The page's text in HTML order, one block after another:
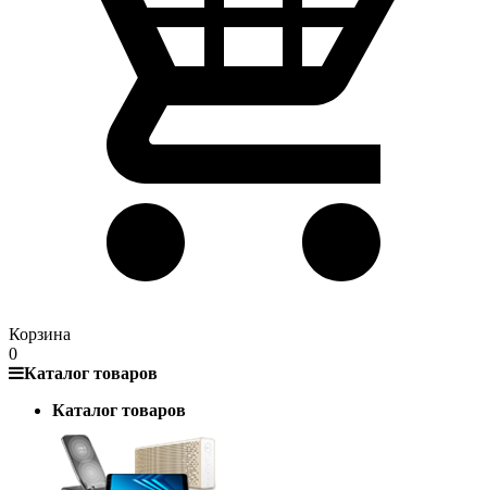
Корзина
0
Каталог товаров
Каталог товаров